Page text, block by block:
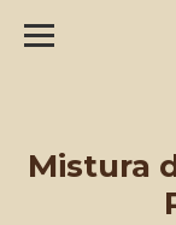
Mistura